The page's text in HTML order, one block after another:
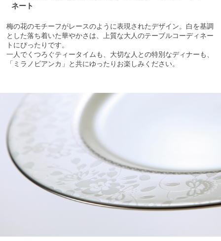
ネート
梅の花のモチーフがレースのように表現されたデザイン。白を基調
とした落ち着いた華やかさは、上質な大人のテーブルコーディネー
トにぴったりです。
一人でくつろぐティータイムも、大切な人との特別なディナーも、
「ミラノビアンカ」と共にゆったりお楽しみください。